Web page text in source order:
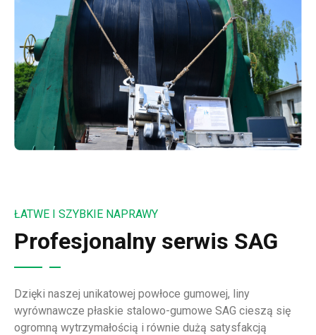
ŁATWE I SZYBKIE NAPRAWY
Profesjonalny serwis SAG
Dzięki naszej unikatowej powłoce gumowej, liny
wyrównawcze płaskie stalowo-gumowe SAG cieszą się
ogromną wytrzymałością i równie dużą satysfakcją